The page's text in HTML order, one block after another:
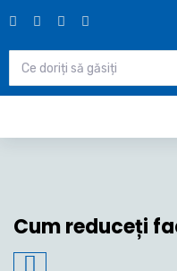
Cum reduceți